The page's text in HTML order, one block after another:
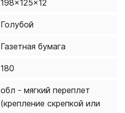
198x125x12
Голубой
Газетная бумага
180
обл - мягкий переплет
(крепление скрепкой или